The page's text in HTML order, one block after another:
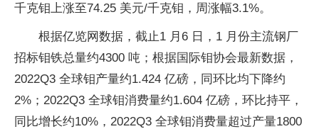
千克钼上涨至74.25 美元/千克钼，周涨幅3.1%。
根据亿览网数据，截止1 月6 日，1 月份主流钢厂
招标钼铁总量约4300 吨；根据国际钼协会最新数据，
2022Q3 全球钼产量约1.424 亿磅，同环比均下降约
2%；2022Q3 全球钼消费量约1.604 亿磅，环比持平，
同比增长约10%，2022Q3 全球钼消费量超过产量1800